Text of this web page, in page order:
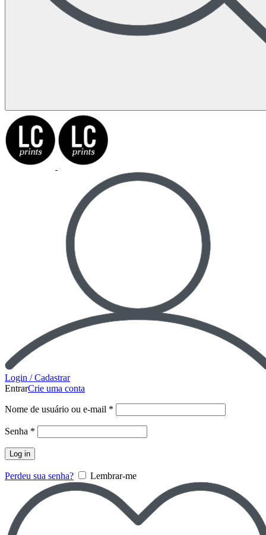
Login / Cadastrar
EntrarCrie uma conta
Nome de usuário ou e-mail *
Senha *
Log in
Perdeu sua senha? Lembrar-me